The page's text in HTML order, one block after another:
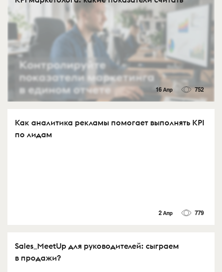
16 Апр 752
Как аналитика рекламы помогает выполнять KPI
по лидам
2 Апр 779
Sales_MeetUp для руководителей: сыграем
в продажи?